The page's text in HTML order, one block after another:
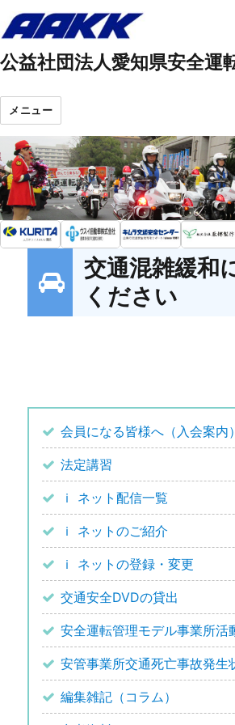
公益社団法人愛知県安全運
メニュー
交通混雑緩和
ください
会員になる皆様へ（入会案内）
法定講習
ｉ ネット配信一覧
ｉ ネットのご紹介
ｉ ネットの登録・変更
交通安全DVDの貸出
安全運転管理モデル事業所活
安管事業所交通死亡事故発生
編集雑記（コラム）